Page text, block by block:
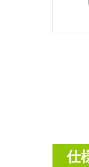
仕